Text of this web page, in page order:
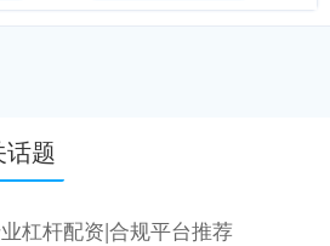
题
杠杆配资|合规平台推荐